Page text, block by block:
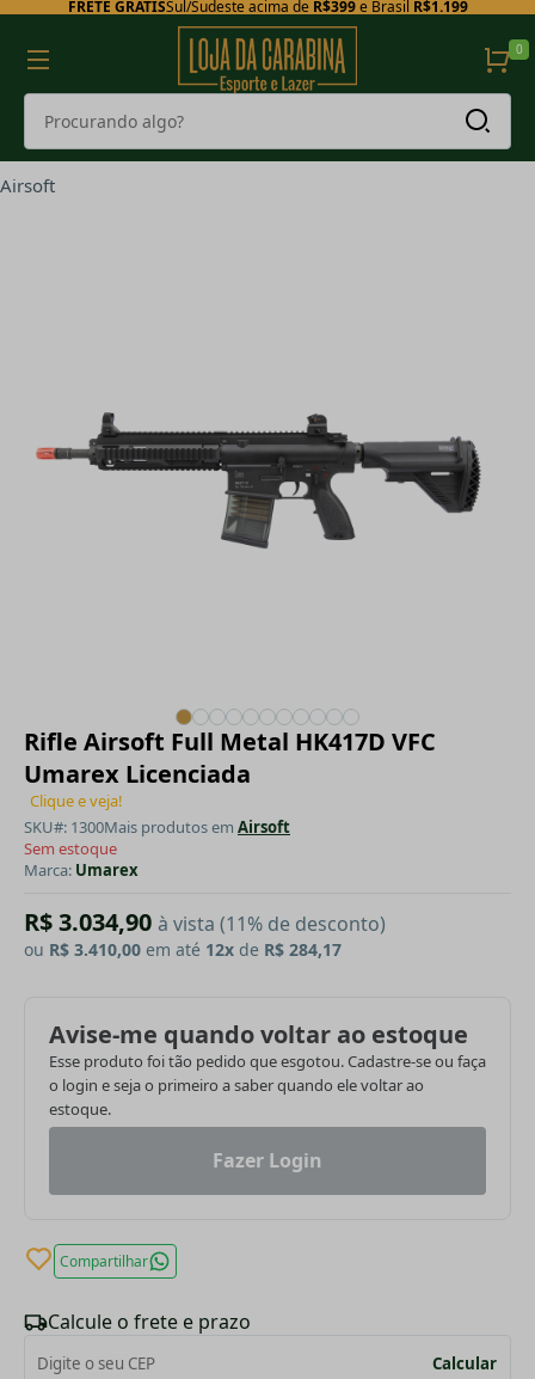
FRETE GRÁTISSul/Sudeste acima de R$399e Brasil R$1.199
0
Airsoft
Rifle Airsoft Full Metal HK417D VFC
Umarex Licenciada
Clique e veja!
SKU#: 1300Mais produtos em Airsoft
Sem estoque
Marca: Umarex
R$ 3.034,90 à vista (11% de desconto)
ou R$ 3.410,00 em até 12x de R$ 284,17
Avise-me quando voltar ao estoque
Esse produto foi tão pedido que esgotou. Cadastre-se ou faça
o login e seja o primeiro a saber quando ele voltar ao
estoque.
Fazer Login
Compartilhar
Calcule o frete e prazo
Calcular